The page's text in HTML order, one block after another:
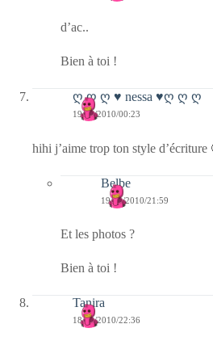
d’ac..
Bien à toi !
ღ ღ ღ ♥ nessa ♥ღ ღ ღ
19/04/2010/00:23
hihi j’aime trop ton style
Belbe
19/04/2010/21:59
Et les photos ?
Bien à toi !
Tanira
18/04/2010/22:36